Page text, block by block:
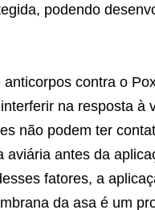
podendo
anticorpos contra o
na resposta à
não podem ter
aviária antes da
fatores, a
da asa é um